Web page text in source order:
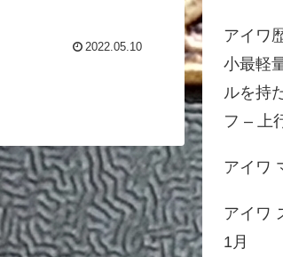
2022.05.10
アイワ
小最軽
ルを持
フ – 上
アイワ
アイワ
1月